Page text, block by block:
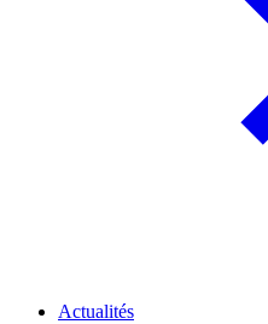
Actualités